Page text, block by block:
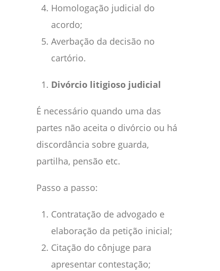
Homologação judicial do
acordo;
Averbação da decisão no
cartório.
Divórcio litigioso judicial
É necessário quando uma das
partes não aceita o divórcio ou há
discordância sobre guarda,
partilha, pensão etc.
Passo a passo:
Contratação de advogado e
elaboração da petição inicial;
Citação do cônjuge para
apresentar contestação;